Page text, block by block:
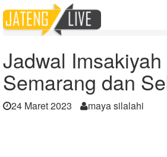
Home
Berita
Jadwal Imsakiyah Untuk
Jadwal
Semarang dan
24 Maret 2023 maya silalahi